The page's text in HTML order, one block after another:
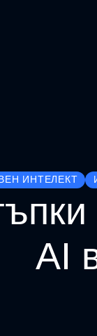
ИНТЕЛЕКТ
AI